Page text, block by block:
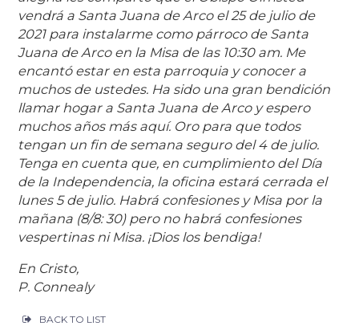
vendrá a Santa Juana de Arco el 25 de julio de
2021 para instalarme como párroco de Santa
Juana de Arco en la Misa de las 10:30 am. Me
encantó estar en esta parroquia y conocer a
muchos de ustedes. Ha sido una gran bendición
llamar hogar a Santa Juana de Arco y espero
muchos años más aquí. Oro para que todos
tengan un fin de semana seguro del 4 de julio.
Tenga en cuenta que, en cumplimiento del Día
de la Independencia, la oficina estará cerrada el
lunes 5 de julio. Habrá confesiones y Misa por la
mañana (8/8: 30) pero no habrá confesiones
vespertinas ni Misa. ¡Dios los bendiga!
En Cristo,
P. Connealy
BACK TO LIST